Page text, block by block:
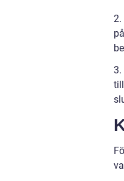
2.
3.